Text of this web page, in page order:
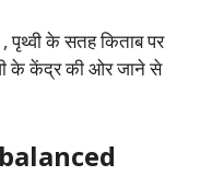
, पृथ्वी के सतह किताब पर
के केंद्र की ओर जाने से